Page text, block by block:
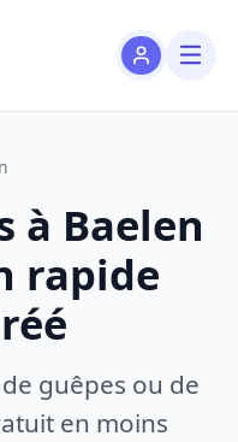
à Baelen
rapide
guêpes ou de
en moins